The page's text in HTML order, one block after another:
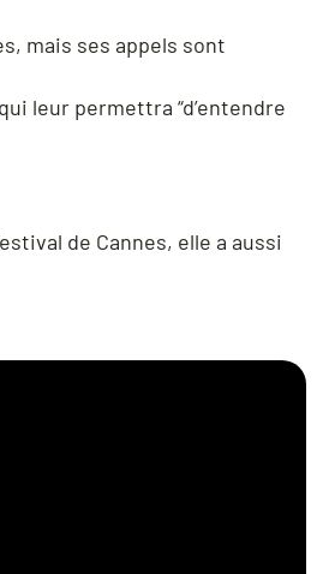
mais ses appels sont
leur permettra “d’entendre
de Cannes, elle a aussi